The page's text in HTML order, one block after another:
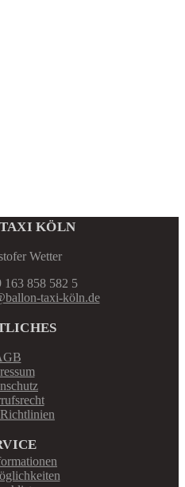
KÖLN
Wetter
163 858 582 5
taxi-köln.de